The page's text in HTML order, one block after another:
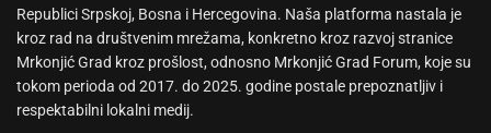
Republici Srpskoj, Bosna i Hercegovina. Naša platforma nastala je
kroz rad na društvenim mrežama, konkretno kroz razvoj stranice
Mrkonjić Grad kroz prošlost, odnosno Mrkonjić Grad Forum, koje su
tokom perioda od 2017. do 2025. godine postale prepoznatljiv i
respektabilni lokalni medij.